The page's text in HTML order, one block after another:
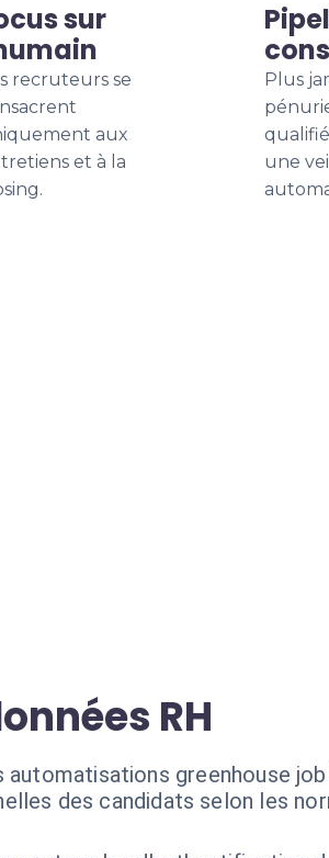
sur
recruteurs se
aux
et à la
Plus
une
RH
greenhouse
des candidats selon les